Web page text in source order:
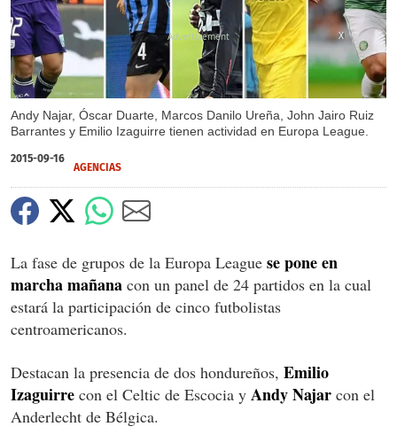
Andy Najar, Óscar Duarte, Marcos Danilo Ureña, John Jairo Ruiz
Barrantes y Emilio Izaguirre tienen actividad en Europa League.
X
2015-09-16
AGENCIAS
La fase de grupos de la Europa League se pone en
marcha mañana con un panel de 24 partidos en la cual
estará la participación de cinco futbolistas
centroamericanos.
Destacan la presencia de dos hondureños, Emilio
Izaguirre con el Celtic de Escocia y Andy Najar con el
Anderlecht de Bélgica.